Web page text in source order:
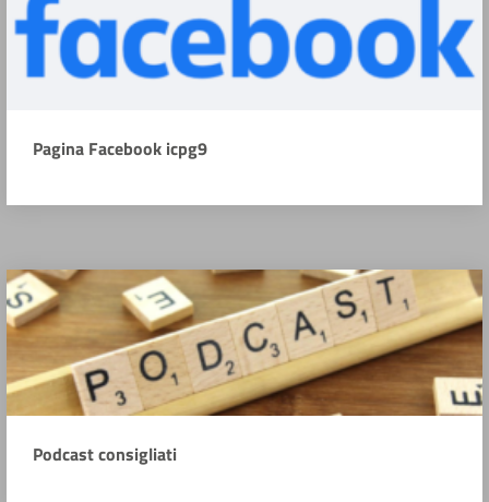
Pagina Facebook icpg9
Podcast consigliati